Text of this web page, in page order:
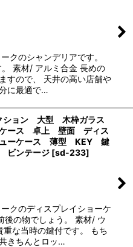
クのシャンデリアです。
素材/ アルミ合金 長めの
すので、 天井の高い店舗や
に最適で…
ション 大型 木枠ガラス
ース 卓上 壁面 ディス
ューケース 薄型 KEY 鍵
ビンテージ [sd-233]
クのディスプレイショーケ
後の物でしょう。 素材/ ウ
重な当時の鍵付です。 もち
きちんとロッ…